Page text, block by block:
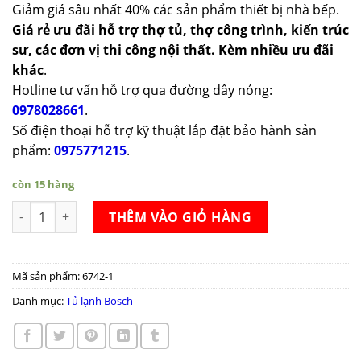
Giảm giá sâu nhất 40% các sản phẩm thiết bị nhà bếp.
Giá rẻ ưu đãi hỗ trợ thợ tủ, thợ công trình, kiến trúc
sư, các đơn vị thi công nội thất. Kèm nhiều ưu đãi
khác.
Hotline tư vấn hỗ trợ qua đường dây nóng:
0978028661.
Số điện thoại hỗ trợ kỹ thuật lắp đặt bảo hành sản
phẩm: 0975771215.
còn 15 hàng
Tủ lạnh side by side Bosch KAD93VBFP số lượng
THÊM VÀO GIỎ HÀNG
Mã sản phẩm:6742-1
Danh mục:Tủ lạnh Bosch